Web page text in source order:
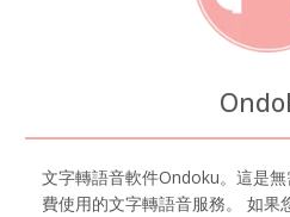
文字轉語音軟件Ondoku。這是
費使用的文字轉語音服務。 如果